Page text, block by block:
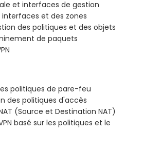
et interfaces de gestion
et des zones
des politiques et des objets
de paquets
politiques de pare-feu
des politiques d'accès
(Source et Destination NAT)
basé sur les politiques et le